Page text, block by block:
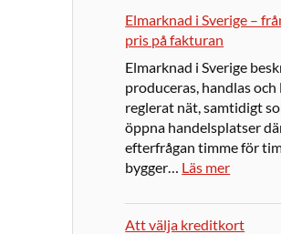
Elmarknad i Sverige –
pris på fakturan
Elmarknad i Sverige
produceras, handlas
reglerat nät, samtidigt
öppna handelsplatser
efterfrågan timme för
bygger… Läs mer
Att välja kreditkort